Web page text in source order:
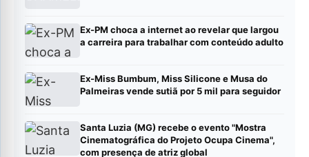
Ex-PM choca a internet ao revelar que largou
a carreira para trabalhar com conteúdo adulto
Ex-Miss Bumbum, Miss Silicone e Musa do
Palmeiras vende sutiã por 5 mil para seguidor
Santa Luzia (MG) recebe o evento "Mostra
Cinematográfica do Projeto Ocupa Cinema",
com presença de atriz global